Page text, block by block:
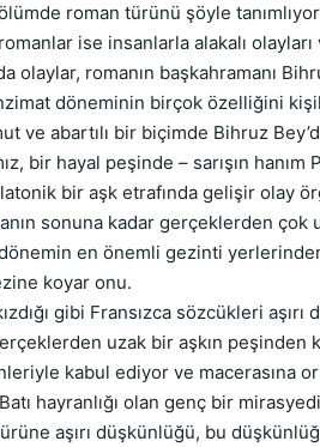
roman türünü şöyle
ise insanlarla alakalı
olaylar, romanın başkahramanı
döneminin birçok özelliğini
ve abartılı bir biçimde Bihruz
bir hayal peşinde – sarışın hanım
bir aşk etrafında gelişir olay
sonuna kadar gerçeklerden
en önemli gezinti yerlerinden
koyar onu.
gibi Fransızca sözcükleri
uzak bir aşkın
kabul ediyor ve macerasına
hayranlığı olan genç bir
aşırı düşkünlüğü, bu